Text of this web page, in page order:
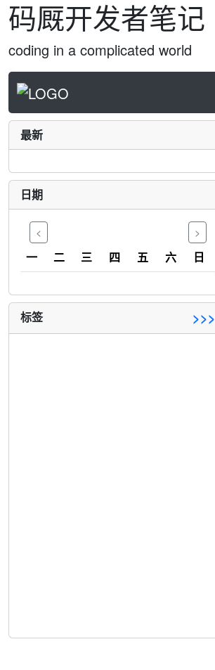
码厩开发者笔记
coding in a complicated world
最新
日期
< >
一 二 三 四 五 六 日
标签 >>>